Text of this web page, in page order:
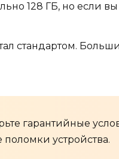
128 ГБ, но если
стандартом.
гарантийные
устройства.